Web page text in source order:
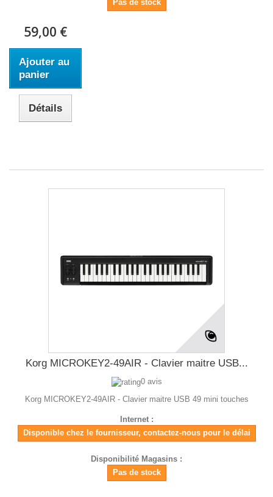
Pas de stock
59,00 €
Ajouter au
panier
Détails
Korg MICROKEY2-49AIR - Clavier maitre USB...
0 avis
Korg MICROKEY2-49AIR - Clavier maitre USB 49 mini touches
Internet :
Disponible chez le fournisseur, contactez-nous pour le délai
Disponibilité Magasins :
Pas de stock